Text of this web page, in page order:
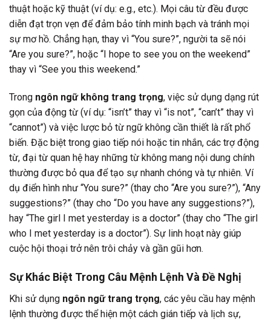
thuật hoặc kỹ thuật (ví dụ: e.g., etc.). Mọi câu từ đều được
diễn đạt trọn vẹn để đảm bảo tính minh bạch và tránh mọi
sự mơ hồ. Chẳng hạn, thay vì “You sure?”, người ta sẽ nói
“Are you sure?”, hoặc “I hope to see you on the weekend”
thay vì “See you this weekend.”
Trong ngôn ngữ không trang trọng, việc sử dụng dạng rút
gọn của động từ (ví dụ: “isn’t” thay vì “is not”, “can’t” thay vì
“cannot”) và việc lược bỏ từ ngữ không cần thiết là rất phổ
biến. Đặc biệt trong giao tiếp nói hoặc tin nhắn, các trợ động
từ, đại từ quan hệ hay những từ không mang nội dung chính
thường được bỏ qua để tạo sự nhanh chóng và tự nhiên. Ví
dụ điển hình như “You sure?” (thay cho “Are you sure?”), “Any
suggestions?” (thay cho “Do you have any suggestions?”),
hay “The girl I met yesterday is a doctor” (thay cho “The girl
who I met yesterday is a doctor”). Sự linh hoạt này giúp
cuộc hội thoại trở nên trôi chảy và gần gũi hơn.
Sự Khác Biệt Trong Câu Mệnh Lệnh Và Đề Nghị
Khi sử dụng ngôn ngữ trang trọng, các yêu cầu hay mệnh
lệnh thường được thể hiện một cách gián tiếp và lịch sự,